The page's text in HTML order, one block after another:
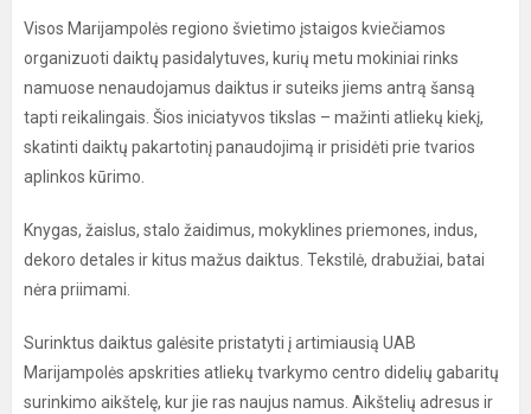
Visos Marijampolės regiono švietimo įstaigos kviečiamos
organizuoti daiktų pasidalytuves, kurių metu mokiniai rinks
namuose nenaudojamus daiktus ir suteiks jiems antrą šansą
tapti reikalingais. Šios iniciatyvos tikslas – mažinti atliekų kiekį,
skatinti daiktų pakartotinį panaudojimą ir prisidėti prie tvarios
aplinkos kūrimo.
Knygas, žaislus, stalo žaidimus, mokyklines priemones, indus,
dekoro detales ir kitus mažus daiktus. Tekstilė, drabužiai, batai
nėra priimami.
Surinktus daiktus galėsite pristatyti į artimiausią UAB
Marijampolės apskrities atliekų tvarkymo centro didelių gabaritų
surinkimo aikštelę, kur jie ras naujus namus. Aikštelių adresus ir